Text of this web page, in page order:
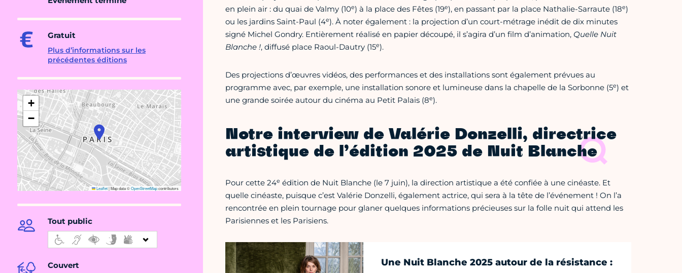
Gratuit
Plus d’informations sur les
précédentes éditions
+
−
Leaflet|Map data ©OpenStreetMapcontributors
Tout public
Couvert
en plein air : du quai de Valmy (10e) à la place des Fêtes (19e), en passant par la place Nathalie-Sarraute (18e)
ou les jardins Saint-Paul (4e). À noter également : la projection d’un court-métrage inédit de dix minutes
signé Michel Gondry. Entièrement réalisé en papier découpé, il s’agira d’un film d’animation, Quelle Nuit
Blanche !, diffusé place Raoul-Dautry (15e).
Des projections d’œuvres vidéos, des performances et des installations sont également prévues au
programme avec, par exemple, une installation sonore et lumineuse dans la chapelle de la Sorbonne (5e) et
une grande soirée autour du cinéma au Petit Palais (8e).
Notre interview de Valérie Donzelli, directrice
artistique de l’édition 2025 de Nuit Blanche
Pour cette 24e édition de Nuit Blanche (le 7 juin), la direction artistique a été confiée à une cinéaste. Et
quelle cinéaste, puisque c’est Valérie Donzelli, également actrice, qui sera à la tête de l’événement ! On l’a
rencontrée en plein tournage pour glaner quelques informations précieuses sur la folle nuit qui attend les
Parisiennes et les Parisiens.
Une Nuit Blanche 2025 autour de la résistance :